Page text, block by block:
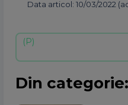
Data articol: 10/03/2022
Din categorie: